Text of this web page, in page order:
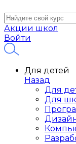
Акции школ
Войти
Для детей
Назад
Для
Для